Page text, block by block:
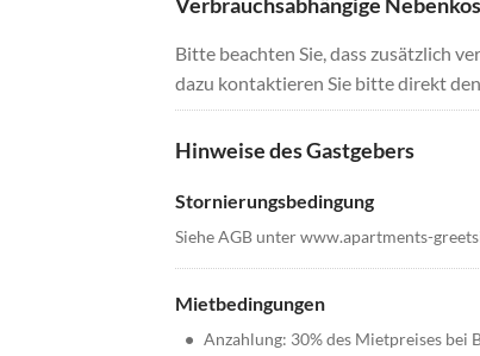
Bitte beachten Sie, dass zusätzlich
dazu kontaktieren Sie bitte direkt
Hinweise des Gastgebers
Stornierungsbedingung
Siehe AGB unter www.apartments-
Mietbedingungen
• Anzahlung: 30% des Mietpreises bei